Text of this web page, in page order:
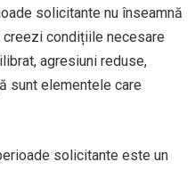
solicitante nu înseamnă
creezi condițiile necesare
agresiuni reduse,
sunt elementele care
solicitante este un